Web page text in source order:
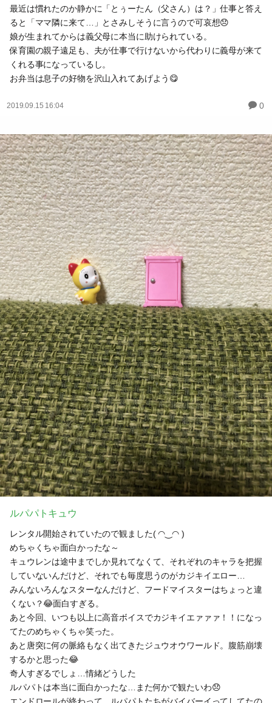
最近は慣れたのか静かに「とぅーたん（父さん）は？」仕事と答え
ると「ママ隣に来て…」とさみしそうに言うので可哀想😞
娘が生まれてからは義父母に本当に助けられている。
保育園の親子遠足も、夫が仕事で行けないから代わりに義母が来て
くれる事になっているし。
お弁当は息子の好物を沢山入れてあげよう😋
2019.09.15 16:04 0
ルパパトキュウ
レンタル開始されていたので観ました( ◠‿◠ )
めちゃくちゃ面白かったな～
キュウレンは途中までしか見れてなくて、それぞれのキャラを把握
していないんだけど、それでも毎度思うのがカジキイエロー…
みんないろんなスターなんだけど、フードマイスターはちょっと違
くない？😂面白すぎる。
あと今回、いつも以上に高音ボイスでカジキイエァァァ！！になっ
てたのめちゃくちゃ笑った。
あと唐突に何の脈絡もなく出てきたジュウオウワールド。腹筋崩壊
するかと思った😂
奇人すぎるでしょ…情緒どうした
ルパパトは本当に面白かったな…また何かで観たいわ😞